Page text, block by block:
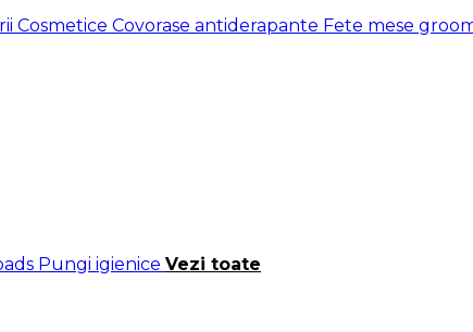
Cosmetice Covorase antiderapante Fete mese
Pungi igienice Vezi toate